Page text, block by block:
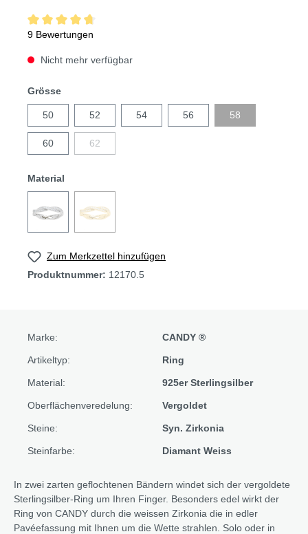
9 Bewertungen
Nicht mehr verfügbar
Grösse
50 52 54 56 58
60 62
Material
Zum Merkzettel hinzufügen
Produktnummer: 12170.5
Marke: CANDY ®
Artikeltyp: Ring
Material: 925er Sterlingsilber
Oberflächenveredelung: Vergoldet
Steine: Syn. Zirkonia
Steinfarbe: Diamant Weiss
In zwei zarten geflochtenen Bändern windet sich der vergoldete
Sterlingsilber-Ring um Ihren Finger. Besonders edel wirkt der
Ring von CANDY durch die weissen Zirkonia die in edler
Pavéefassung mit Ihnen um die Wette strahlen. Solo oder in